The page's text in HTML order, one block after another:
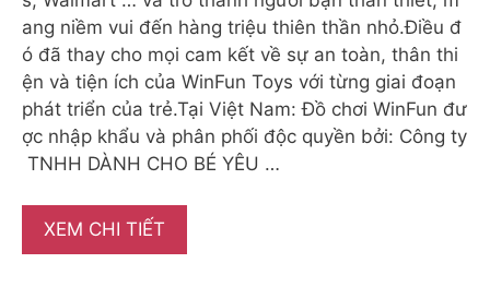
ang niềm vui đến hàng triệu thiên thần nhỏ.Điều đ
ó đã thay cho mọi cam kết về sự an toàn, thân thi
ện và tiện ích của WinFun Toys với từng giai đoạn
phát triển của trẻ.Tại Việt Nam: Đồ chơi WinFun đư
ợc nhập khẩu và phân phối độc quyền bởi: Công ty
TNHH DÀNH CHO BÉ YÊU …
XEM CHI TIẾT